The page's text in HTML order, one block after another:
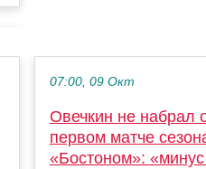
07:00, 09 Окт
Овечкин не набрал
первом матче
«Бостоном»: